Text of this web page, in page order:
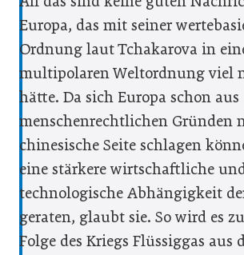
Europa, das mit seiner
Ordnung laut Tchakarova in
multipolaren Weltordnung viel
hätte. Da sich Europa schon aus
menschenrechtlichen Gründen
chinesische Seite schlagen
eine stärkere wirtschaftliche
technologische Abhängigkeit
geraten, glaubt sie. So wird es
Folge des Kriegs Flüssiggas aus